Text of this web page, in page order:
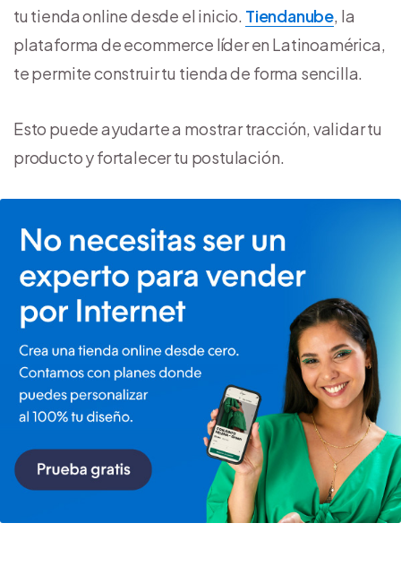
tu tienda online desde el inicio. Tiendanube, la
plataforma de ecommerce líder en Latinoamérica,
te permite construir tu tienda de forma sencilla.
Esto puede ayudarte a mostrar tracción, validar tu
producto y fortalecer tu postulación.